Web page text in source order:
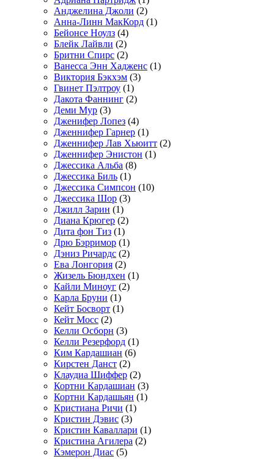
Анджелина Джоли (2)
Анна-Линн МакКорд (1)
Бейонсе Ноулз (4)
Блейк Лайвли (2)
Бритни Спирс (2)
Ванесса Энн Хадженс (1)
Виктория Бэкхэм (3)
Гвинет Пэлтроу (1)
Дакота Фаннинг (2)
Деми Мур (3)
Дженифер Лопез (4)
Дженнифер Гарнер (1)
Дженнифер Лав Хьюитт (2)
Дженнифер Энистон (1)
Джессика Альба (8)
Джессика Биль (1)
Джессика Симпсон (10)
Джессика Шор (3)
Джилл Зарин (1)
Диана Крюгер (2)
Дита фон Тиз (1)
Дрю Бэрримор (1)
Дэниз Ричардс (2)
Ева Лонгория (2)
Жизель Бюндхен (1)
Кайли Миноуг (2)
Карла Бруни (1)
Кейт Босворт (1)
Кейт Мосс (2)
Келли Осборн (3)
Келли Резерфорд (1)
Ким Кардашиан (6)
Кирстен Данст (2)
Клаудиа Шиффер (2)
Кортни Кардашиан (3)
Кортни Кардашьян (1)
Кристиана Ричи (1)
Кристин Дэвис (3)
Кристин Каваллари (1)
Кристина Агилера (2)
Кэмерон Диас (5)